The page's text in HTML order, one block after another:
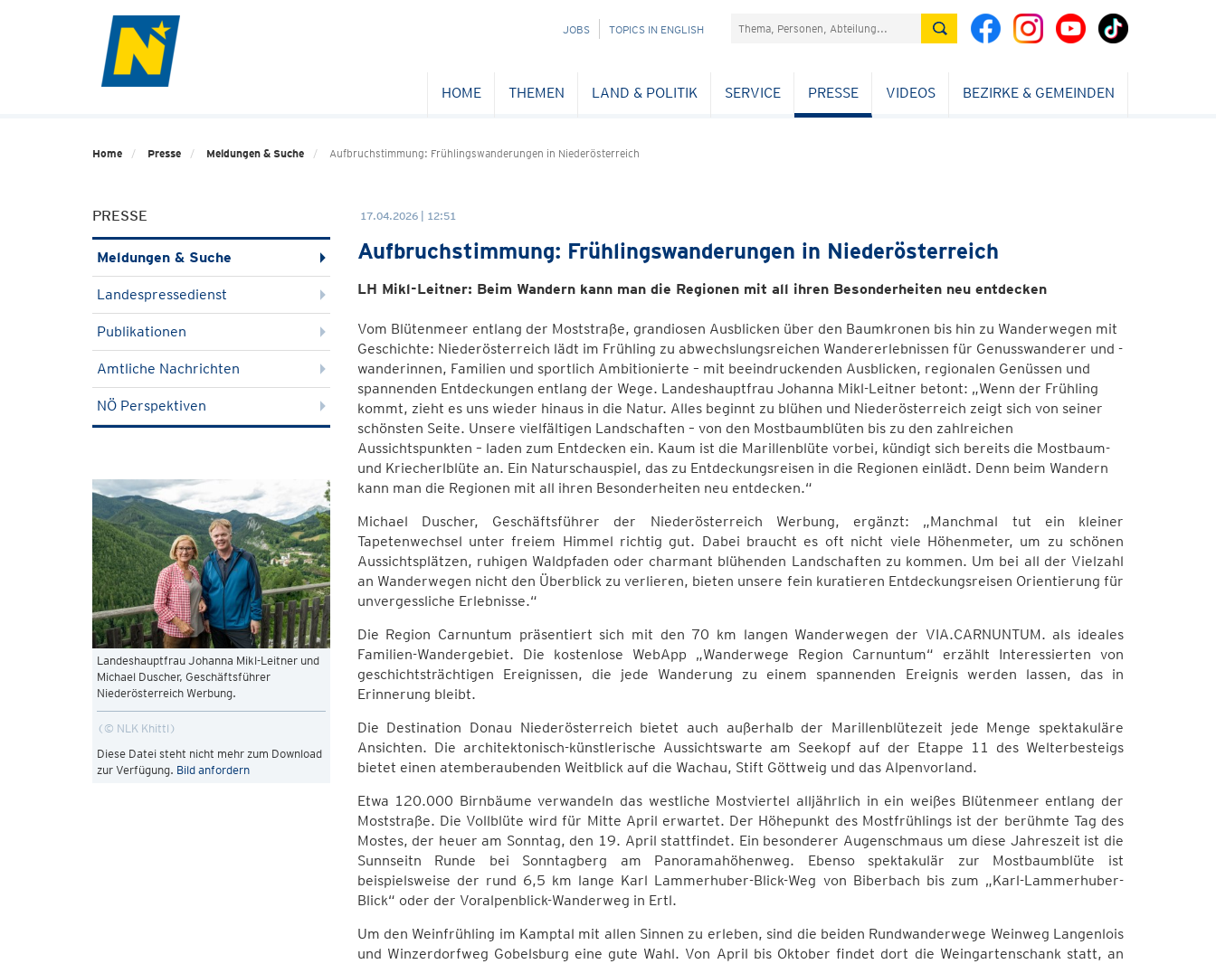
NAVIGATION
JOBS TOPICS IN ENGLISH Suchefeld
HOME THEMEN LAND & POLITIK SERVICE PRESSE VIDEOS BEZIRKE & GEMEINDEN
Home Presse Meldungen & Suche Aufbruchstimmung: Frühlingswanderungen in Niederösterreich
PRESSE
Meldungen & Suche
Landespressedienst
Publikationen
Amtliche Nachrichten
NÖ Perspektiven
Landeshauptfrau Johanna Mikl-Leitner und
Michael Duscher, Geschäftsführer
Niederösterreich Werbung.
© NLK Khittl
Diese Datei steht nicht mehr zum Download
zur Verfügung. Bild anfordern
17.04.2026 | 12:51
Aufbruchstimmung: Frühlingswanderungen in Niederösterreich
LH Mikl-Leitner: Beim Wandern kann man die Regionen mit all ihren Besonderheiten neu entdecken
Vom Blütenmeer entlang der Moststraße, grandiosen Ausblicken über den Baumkronen bis hin zu Wanderwegen mit
Geschichte: Niederösterreich lädt im Frühling zu abwechslungsreichen Wandererlebnissen für Genusswanderer und -
wanderinnen, Familien und sportlich Ambitionierte – mit beeindruckenden Ausblicken, regionalen Genüssen und
spannenden Entdeckungen entlang der Wege. Landeshauptfrau Johanna Mikl-Leitner betont: „Wenn der Frühling
kommt, zieht es uns wieder hinaus in die Natur. Alles beginnt zu blühen und Niederösterreich zeigt sich von seiner
schönsten Seite. Unsere vielfältigen Landschaften – von den Mostbaumblüten bis zu den zahlreichen
Aussichtspunkten – laden zum Entdecken ein. Kaum ist die Marillenblüte vorbei, kündigt sich bereits die Mostbaum-
und Kriecherlblüte an. Ein Naturschauspiel, das zu Entdeckungsreisen in die Regionen einlädt. Denn beim Wandern
kann man die Regionen mit all ihren Besonderheiten neu entdecken.“
Michael Duscher, Geschäftsführer der Niederösterreich Werbung, ergänzt: „Manchmal tut ein kleiner
Tapetenwechsel unter freiem Himmel richtig gut. Dabei braucht es oft nicht viele Höhenmeter, um zu schönen
Aussichtsplätzen, ruhigen Waldpfaden oder charmant blühenden Landschaften zu kommen. Um bei all der Vielzahl
an Wanderwegen nicht den Überblick zu verlieren, bieten unsere fein kuratieren Entdeckungsreisen Orientierung für
unvergessliche Erlebnisse.“
Die Region Carnuntum präsentiert sich mit den 70 km langen Wanderwegen der VIA.CARNUNTUM. als ideales
Familien-Wandergebiet. Die kostenlose WebApp „Wanderwege Region Carnuntum“ erzählt Interessierten von
geschichtsträchtigen Ereignissen, die jede Wanderung zu einem spannenden Ereignis werden lassen, das in
Erinnerung bleibt.
Die Destination Donau Niederösterreich bietet auch außerhalb der Marillenblütezeit jede Menge spektakuläre
Ansichten. Die architektonisch-künstlerische Aussichtswarte am Seekopf auf der Etappe 11 des Welterbesteigs
bietet einen atemberaubenden Weitblick auf die Wachau, Stift Göttweig und das Alpenvorland.
Etwa 120.000 Birnbäume verwandeln das westliche Mostviertel alljährlich in ein weißes Blütenmeer entlang der
Moststraße. Die Vollblüte wird für Mitte April erwartet. Der Höhepunkt des Mostfrühlings ist der berühmte Tag des
Mostes, der heuer am Sonntag, den 19. April stattfindet. Ein besonderer Augenschmaus um diese Jahreszeit ist die
Sunnseitn Runde bei Sonntagberg am Panoramahöhenweg. Ebenso spektakulär zur Mostbaumblüte ist
beispielsweise der rund 6,5 km lange Karl Lammerhuber-Blick-Weg von Biberbach bis zum „Karl-Lammerhuber-
Blick“ oder der Voralpenblick-Wanderweg in Ertl.
Um den Weinfrühling im Kamptal mit allen Sinnen zu erleben, sind die beiden Rundwanderwege Weinweg Langenlois
und Winzerdorfweg Gobelsburg eine gute Wahl. Von April bis Oktober findet dort die Weingartenschank statt, an